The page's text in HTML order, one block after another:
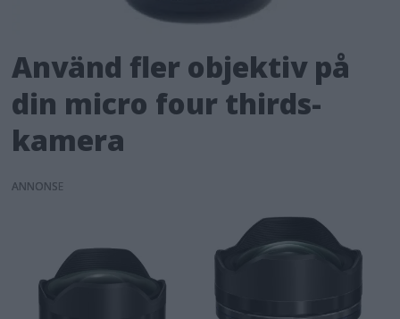
Använd fler objektiv på
din micro four thirds-
kamera
ANNONS